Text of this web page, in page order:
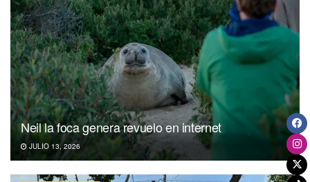
Neil la foca genera revuelo en internet
JULIO 13, 2026